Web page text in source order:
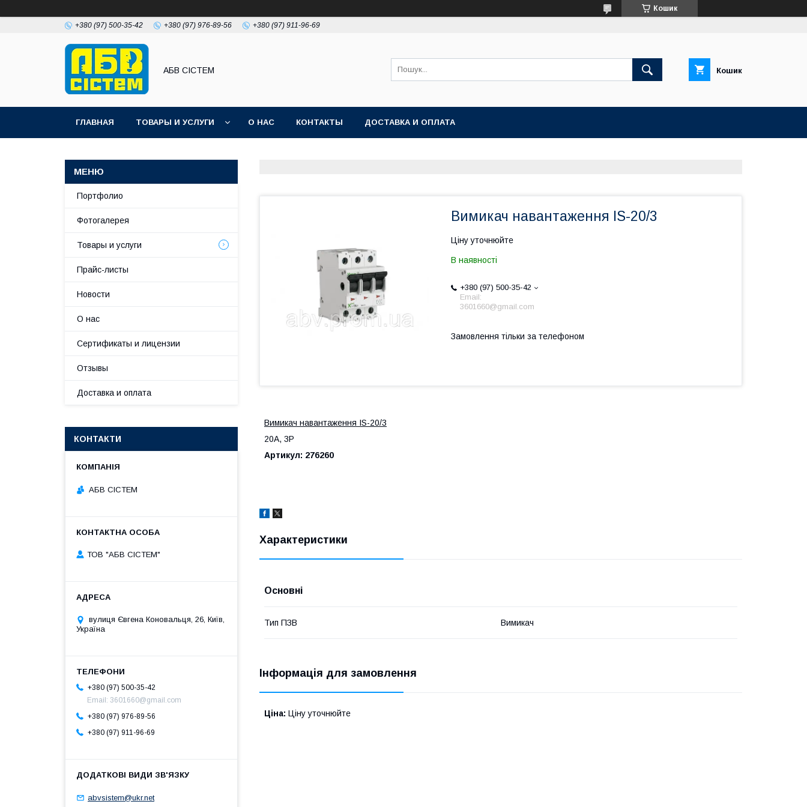
Кошик
+380 (97) 500-35-42 +380 (97) 976-89-56 +380 (97) 911-96-69
АБВ СІСТЕМ Кошик
ГЛАВНАЯ ТОВАРЫ И УСЛУГИ О НАС КОНТАКТЫ ДОСТАВКА И ОПЛАТА
Вимикач навантаження IS-20/3
Ціну уточнюйте
В наявності
+380 (97) 500-35-42
Email:
3601660@gmail.com
Замовлення тільки за телефоном
Вимикач навантаження IS-20/3
20A, 3P
Артикул: 276260
Характеристики
Основні
Тип ПЗВ Вимикач
Інформація для замовлення
Ціна: Ціну уточнюйте
Портфолио
Фотогалерея
Товары и услуги
Прайс-листы
Новости
О нас
Сертификаты и лицензии
Отзывы
Доставка и оплата
КОНТАКТИ
АБВ СІСТЕМ
ТОВ "АБВ СІСТЕМ"
вулиця Євгена Коновальця, 26, Київ,
Україна
+380 (97) 500-35-42
Email: 3601660@gmail.com
+380 (97) 976-89-56
+380 (97) 911-96-69
abvsistem@ukr.net